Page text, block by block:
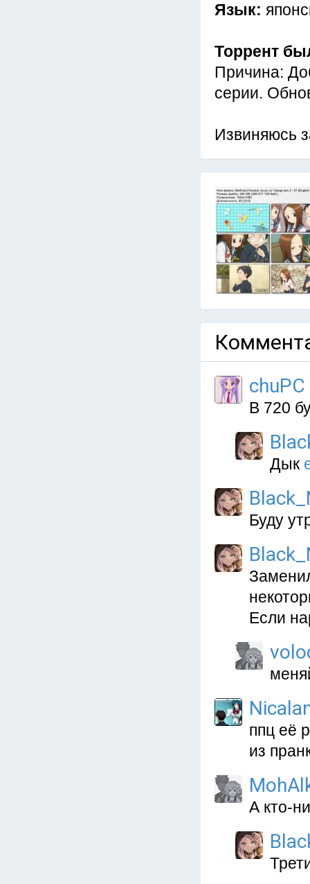
Язык:
Торрент
Причина:
серии.
Извиняюсь
chuPC
В 720
Дык
Буду
Если
ппц её
из
А кто-